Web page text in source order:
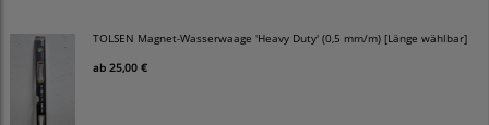
TOLSEN Magnet-Wasserwaage 'Heavy Duty' (0,5 mm/m) [Länge wählbar]
ab 25,00 €